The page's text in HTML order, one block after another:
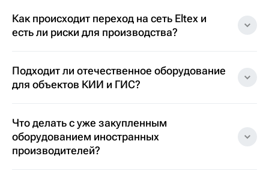
Как происходит переход на сеть Eltex и
есть ли риски для производства?
Подходит ли отечественное оборудование
для объектов КИИ и ГИС?
Что делать с уже закупленным
оборудованием иностранных
производителей?